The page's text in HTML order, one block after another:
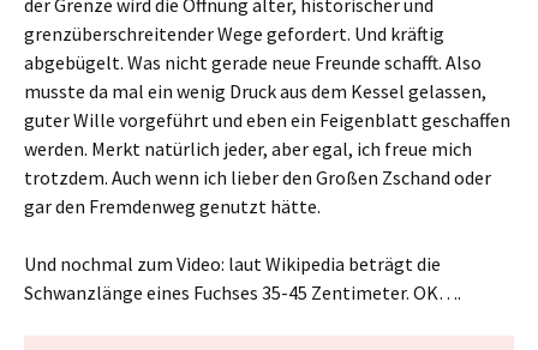
grenzüberschreitender Wege gefordert. Und kräftig
abgebügelt. Was nicht gerade neue Freunde schafft. Also
musste da mal ein wenig Druck aus dem Kessel gelassen,
guter Wille vorgeführt und eben ein Feigenblatt geschaffen
werden. Merkt natürlich jeder, aber egal, ich freue mich
trotzdem. Auch wenn ich lieber den Großen Zschand oder
gar den Fremdenweg genutzt hätte.
Und nochmal zum Video: laut Wikipedia beträgt die
Schwanzlänge eines Fuchses 35-45 Zentimeter. OK….